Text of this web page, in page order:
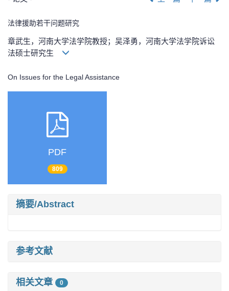
法律援助若干问题研究
章武生，河南大学法学院教授；吴泽勇，河南大学法学院诉讼
法硕士研究生
On Issues for the Legal Assistance
PDF
809
摘要/Abstract
参考文献
相关文章 0